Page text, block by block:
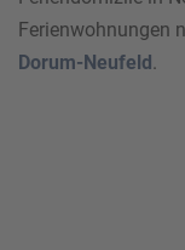
Ferienwohnungen
Dorum-Neufeld.